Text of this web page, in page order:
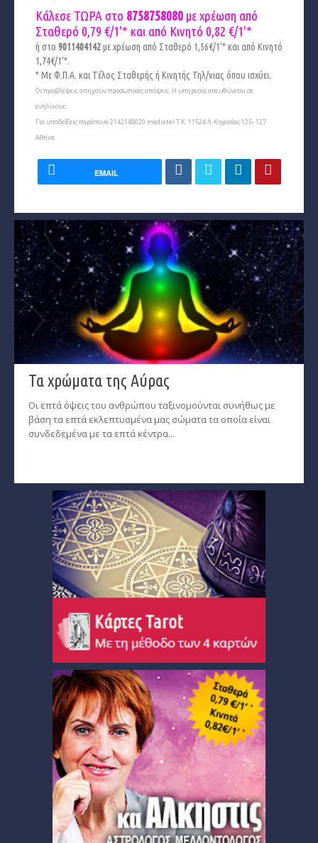
Κάλεσε ΤΩΡΑ στο 8758758080 με χρέωση από
Σταθερό 0,79 €/1'* και από Κινητό 0,82 €/1'*
ή στο 9011404142με χρέωση από Σταθερό 1,56€/1’* και από Κινητό
1,74€/1’*.
* Με Φ.Π.Α. και Tέλος Σταθερής ή Κινητής Τηλ/νιας όπου ισχύει.
Οι προβλέψεις απηχούν προσωπικές απόψεις. Η υπηρεσία απευθύνεται σε
ενηλίκους.
Για υποδείξεις παράπονα 2142148020 mediatel Τ.Κ. 11524 Λ. Κηφισίας 125- 127
Αθήνα
EMAIL
Τα χρώματα της Αύρας
Οι επτά όψεις του ανθρώπου ταξινομούνται συνήθως με
βάση τα επτά εκλεπτυσμένα μας σώματα τα οποία είναι
συνδεδεμένα με τα επτά κέντρα...